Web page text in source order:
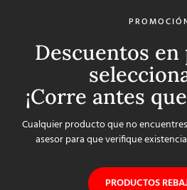
Descuentos
¡Corre antes
Cualquier producto que no
asesor para que verifique
PRODUCTOS